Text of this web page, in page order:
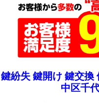
鍵紛失 鍵開け 鍵交換
中区千